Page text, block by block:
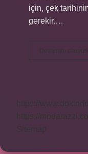
için, çek
gerekir.…
Devamını okuyun
https://
https://
Sitemap